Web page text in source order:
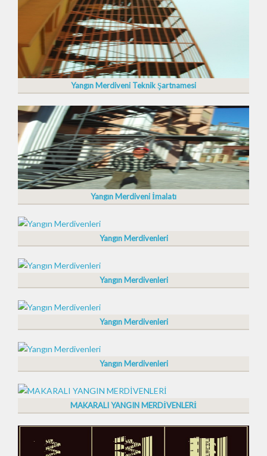
Yangın Merdiveni Teknik Şartnamesi
Yangın Merdiveni İmalatı
Yangın Merdivenleri
Yangın Merdivenleri
Yangın Merdivenleri
Yangın Merdivenleri
MAKARALI YANGIN MERDİVENLERİ